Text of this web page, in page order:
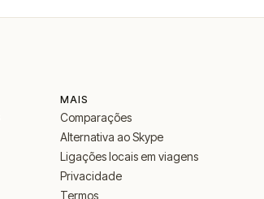
MAIS
Comparações
Alternativa ao Skype
Ligações locais em viagens
Privacidade
Termos